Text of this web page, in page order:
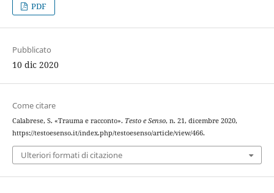
PDF
Pubblicato
10 dic 2020
Come citare
Calabrese, S. «Trauma e racconto». Testo e Senso, n. 21, dicembre 2020,
https://testoesenso.it/index.php/testoesenso/article/view/466.
Ulteriori formati di citazione